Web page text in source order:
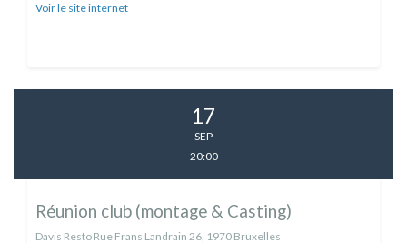
Voir le site internet
17
SEP
20:00
Réunion club (montage & Casting)
Davis Resto Rue Frans Landrain 26, 1970 Bruxelles